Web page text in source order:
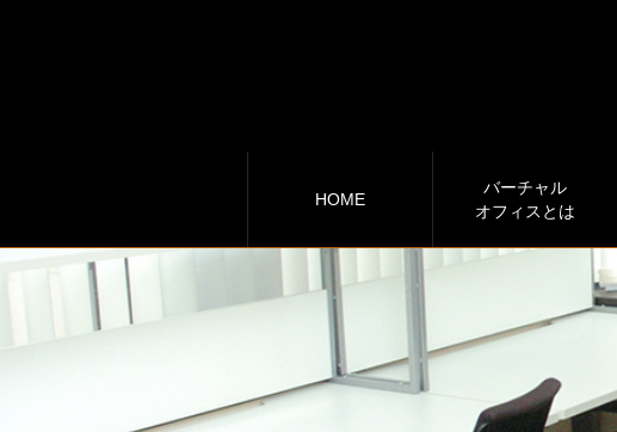
HOME
バーチャル
オフィスとは